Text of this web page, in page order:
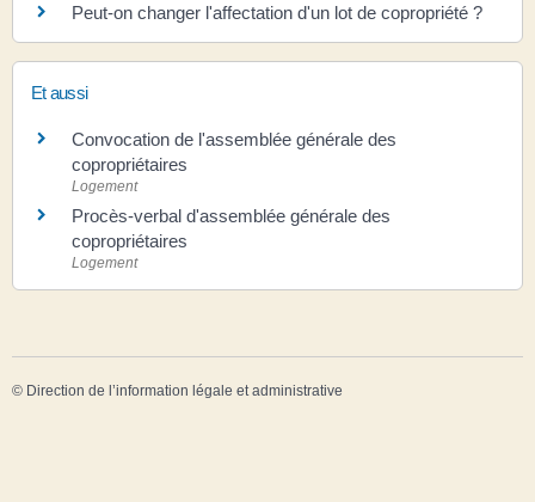
Peut-on changer l'affectation d'un lot de copropriété ?
Et aussi
Convocation de l'assemblée générale des
copropriétaires
Logement
Procès-verbal d'assemblée générale des
copropriétaires
Logement
© Direction de l’information légale et administrative